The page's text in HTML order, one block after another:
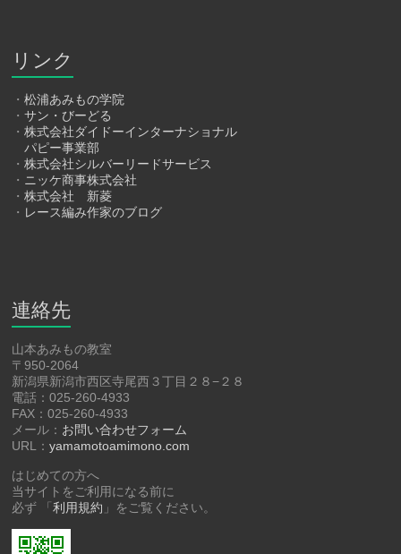
リンク
・松浦あみもの学院
・サン・びーどる
・株式会社ダイドーインターナショナル
パピー事業部
・株式会社シルバーリードサービス
・ ニッケ商事株式会社
・株式会社 新菱
・ レース編み作家のブログ
連絡先
山本あみもの教室
〒950-2064
新潟県新潟市西区寺尾西３丁目２８−２８
電話：025-260-4933
FAX：025-260-4933
メール： お問い合わせフォーム
URL：yamamotoamimono.com
はじめての方へ
当サイトをご利用になる前に
必ず 「利用規約 」をご覧ください。